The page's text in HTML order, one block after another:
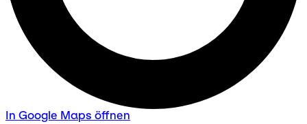
In Google Maps öffnen